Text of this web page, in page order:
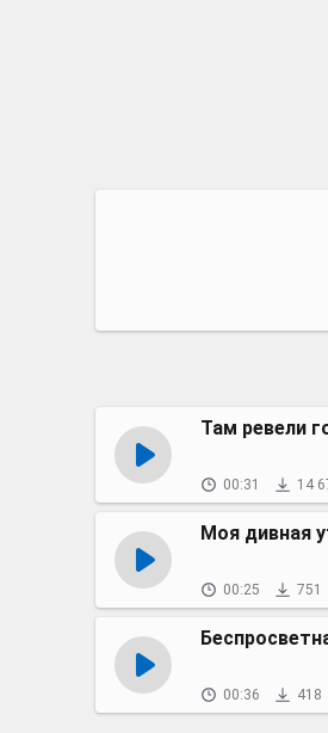
Там ревели
00:31 14
Моя дивная
00:25 751
00:36 418